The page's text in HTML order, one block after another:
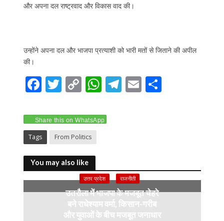
और अपना दल राष्ट्रवाद और विकास वाद की।
उन्होंने अपना दल और भाजपा प्रत्याशी को भारी मतों से जिताने की अपील
की।
F
e
b
o
o
k
T
itt
er
C
p
y
Li
n
k
W
at
p
T E S
Share this on WhatsApp
Tags From Politics
You may also like
उत्तर प्रदेश राजनीती
उतरौला में भाजपा के मजबूत चेहरे
बने राधेश्याम वर्मा, किसान-गरीब
और युवाओं के बीच मजबूत जनाधार